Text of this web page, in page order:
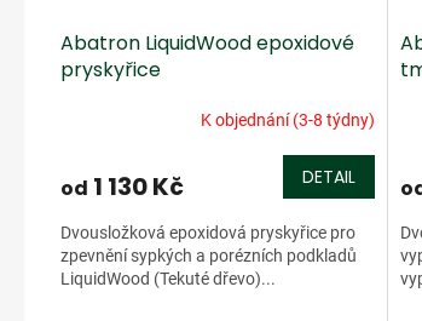
Abatron LiquidWood epoxidové
pryskyřice
K objednání (3-8 týdny)
od 1 130 Kč DETAIL
Dvousložková epoxidová pryskyřice pro
zpevnění sypkých a porézních podkladů
LiquidWood (Tekuté dřevo)...